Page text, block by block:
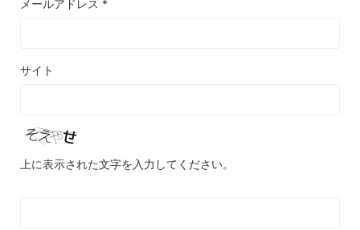
メールアドレス *
サイト
上に表示された文字を入力してください。